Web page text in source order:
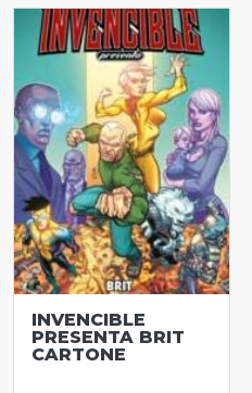
INVENCIBLE
PRESENTA BRIT
CARTONE